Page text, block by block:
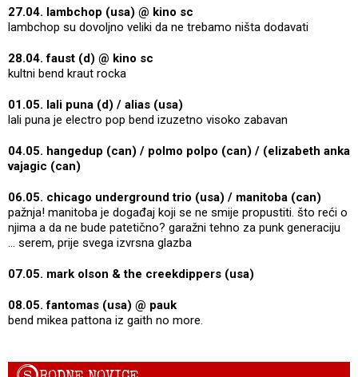
27.04. lambchop (usa) @ kino sc
lambchop su dovoljno veliki da ne trebamo ništa dodavati
28.04. faust (d) @ kino sc
kultni bend kraut rocka
01.05. lali puna (d) / alias (usa)
lali puna je electro pop bend izuzetno visoko zabavan
04.05. hangedup (can) / polmo polpo (can) / (elizabeth anka
vajagic (can)
06.05. chicago underground trio (usa) / manitoba (can)
pažnja! manitoba je događaj koji se ne smije propustiti. što reći o
njima a da ne bude patetično? garažni tehno za punk generaciju
... serem, prije svega izvrsna glazba
07.05. mark olson & the creekdippers (usa)
08.05. fantomas (usa) @ pauk
bend mikea pattona iz gaith no more.